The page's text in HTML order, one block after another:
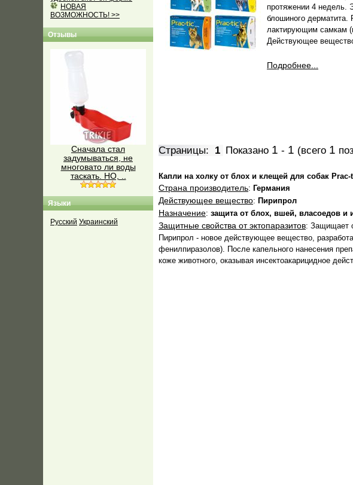
НОВАЯ
ВОЗМОЖНОСТЬ! >>
Отзывы
Сначала стал
задумываться, не
многовато ли воды
таскать. НО, ..
Языки
Русский Украинский
протяжении 4 недель.
блошиного
лактирующим самкам
Действующее
Подробнее...
Страницы: 1 Показано 1 - 1 (всего 1
Капли на холку от блох и клещей для собак Prac-
Страна производитель: Германия
Действующее вещество: Пирипрол
Назначение: защита от блох, вшей, власоедов и
Защитные свойства от эктопаразитов: Защищает
Пирипрол - новое действующее вещество,
фенилпиразолов). После капельного нанесения
коже животного, оказывая инсектоакарицидное